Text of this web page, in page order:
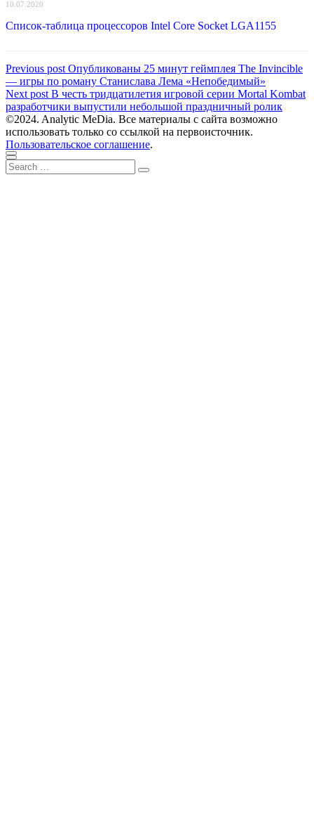
10.07.2020
Список-таблица процессоров Intel Core Socket LGA1155
Навигация
по
записям
Previous post Previous
post:
Опубликованы 25 минут геймплея The Invincible
— игры по роману Станислава Лема «Непобедимый»
Next post Next
post:
В честь тридцатилетия игровой серии Mortal Kombat
разработчики выпустили небольшой праздничный ролик
©2024. Analytic MeDia. Все материалы с сайта возможно
использовать только со ссылкой на первоисточник.
Пользовательское соглашение.
Scroll
to
Close
Search
for:
Search